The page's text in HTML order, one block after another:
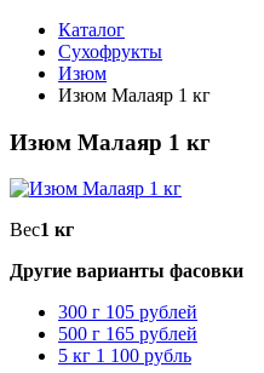
Каталог
Сухофрукты
Изюм
Изюм Малаяр 1 кг
Изюм Малаяр 1 кг
Вес1 кг
Другие варианты фасовки
300 г 105 рублей
500 г 165 рублей
5 кг 1 100 рубль